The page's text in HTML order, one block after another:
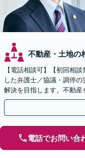
不動産・土地の
【電話相談可】【初回相
した弁護士／協議・調停
解決を目指します。不動
対策を全面的にサポート
電話でお問い合